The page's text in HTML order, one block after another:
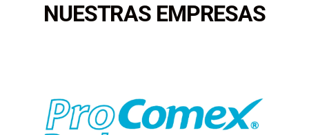
NUESTRAS EMPRESAS